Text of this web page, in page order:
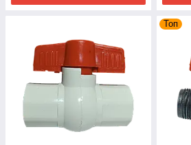
Топ